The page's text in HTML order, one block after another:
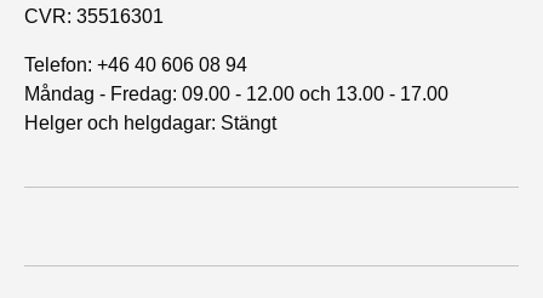
CVR: 35516301
Telefon: +46 40 606 08 94
Måndag - Fredag: 09.00 - 12.00 och 13.00 - 17.00
Helger och helgdagar: Stängt